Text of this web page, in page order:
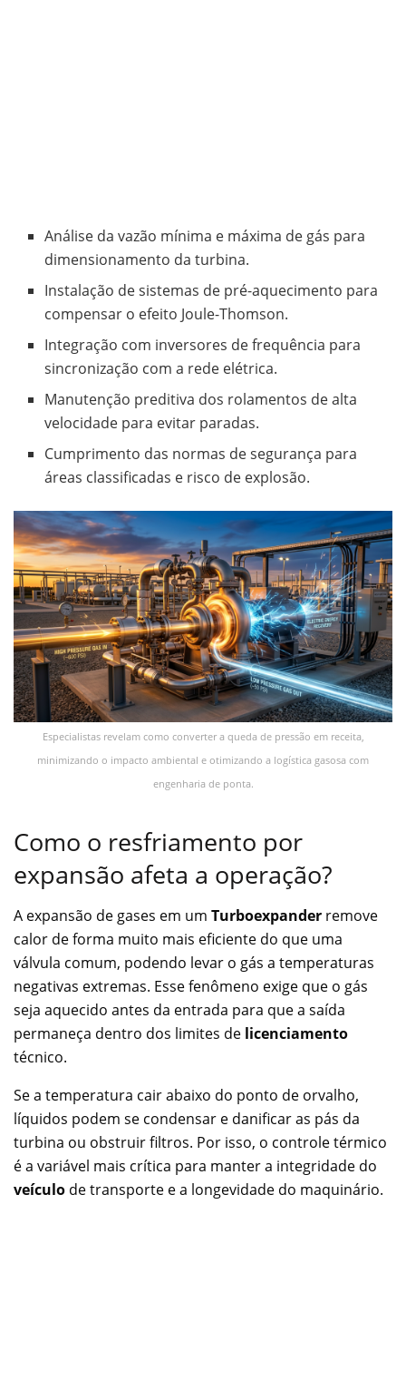
Análise da vazão mínima e máxima de gás para
dimensionamento da turbina.
Instalação de sistemas de pré-aquecimento para
compensar o efeito Joule-Thomson.
Integração com inversores de frequência para
sincronização com a rede elétrica.
Manutenção preditiva dos rolamentos de alta
velocidade para evitar paradas.
Cumprimento das normas de segurança para
áreas classificadas e risco de explosão.
Especialistas revelam como converter a queda de pressão em receita,
minimizando o impacto ambiental e otimizando a logística gasosa com
engenharia de ponta.
Como o resfriamento por
expansão afeta a operação?
A expansão de gases em um Turboexpander remove
calor de forma muito mais eficiente do que uma
válvula comum, podendo levar o gás a temperaturas
negativas extremas. Esse fenômeno exige que o gás
seja aquecido antes da entrada para que a saída
permaneça dentro dos limites de licenciamento
técnico.
Se a temperatura cair abaixo do ponto de orvalho,
líquidos podem se condensar e danificar as pás da
turbina ou obstruir filtros. Por isso, o controle térmico
é a variável mais crítica para manter a integridade do
veículo de transporte e a longevidade do maquinário.